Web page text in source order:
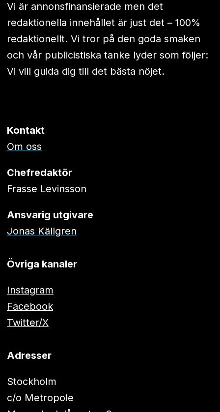
Vi är annonsfinansierade men det
redaktionella innehållet är just det – 100%
redaktionellt. Vi tror på den goda smaken
och vår publicistiska tanke lyder som följer:
Vi vill guida dig till det bästa nöjet.
Kontakt
Om oss
Chefredaktör
Frasse Levinsson
Ansvarig utgivare
Jonas Källgren
Övriga kanaler
Instagram
Facebook
Twitter/X
Adresser
Stockholm
c/o Metropole